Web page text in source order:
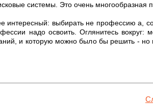
системы. Это очень многообразная
интересный: выбирать не профессию а,
надо освоить. Оглянитесь вокруг:
и которую можно было бы решить - но